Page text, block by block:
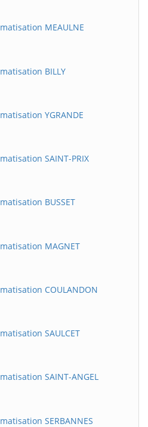
MEAULNE
BILLY
YGRANDE
SAINT-PRIX
BUSSET
MAGNET
COULANDON
SAULCET
SAINT-ANGEL
SERBANNES